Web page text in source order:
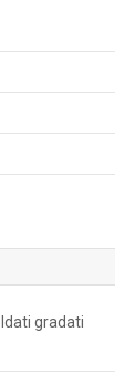
gradati